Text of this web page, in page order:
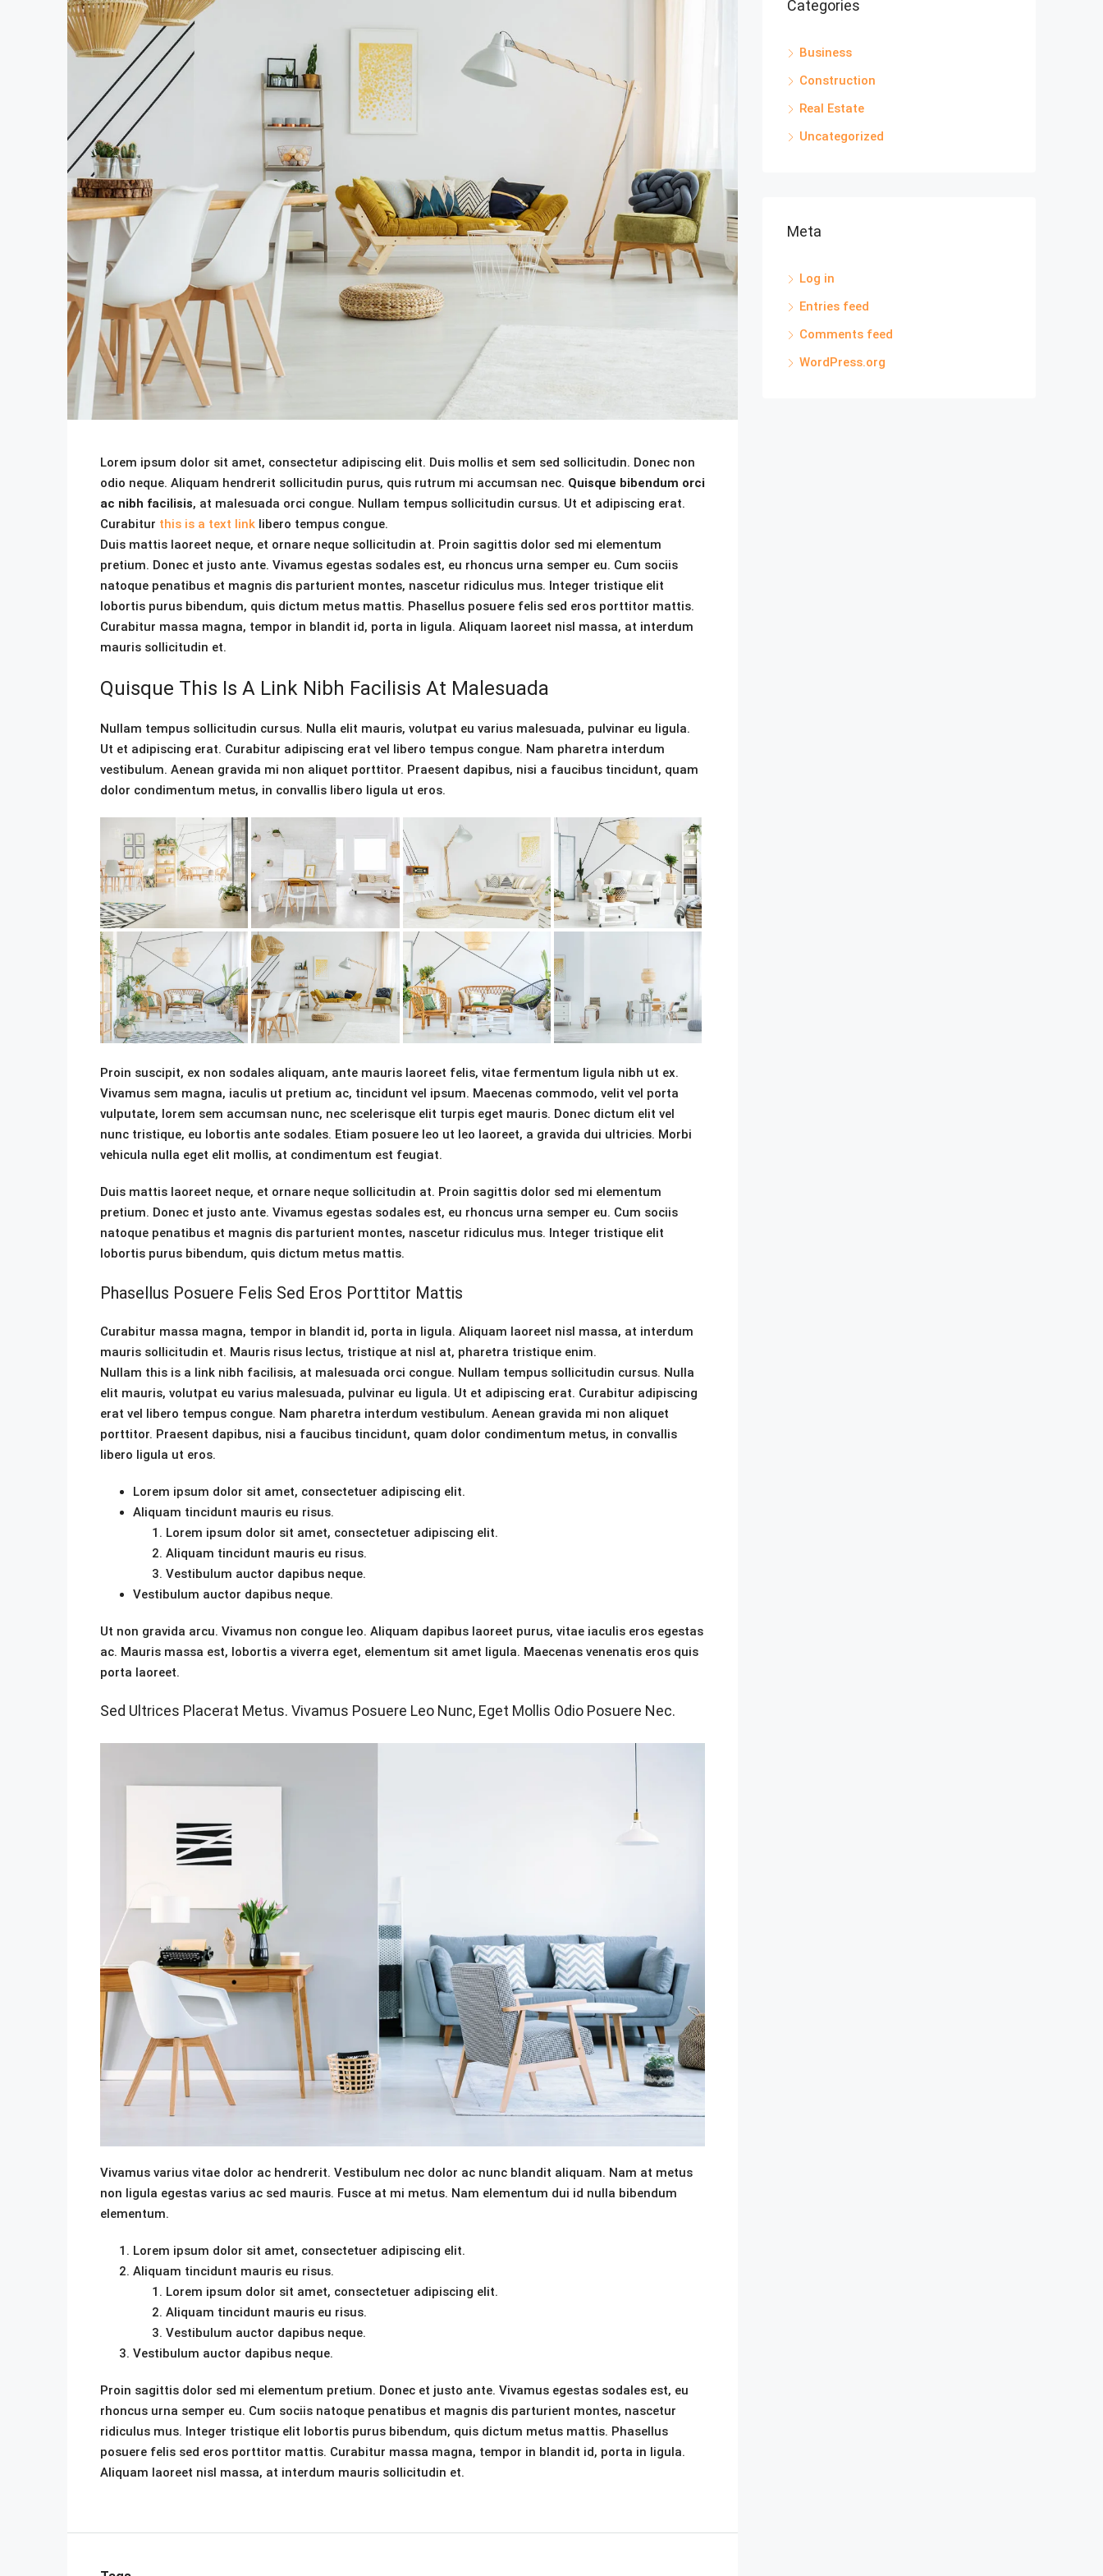
Lorem ipsum dolor sit amet, consectetur adipiscing elit. Duis mollis et sem sed sollicitudin. Donec non
odio neque. Aliquam hendrerit sollicitudin purus, quis rutrum mi accumsan nec. Quisque bibendum orci
ac nibh facilisis, at malesuada orci congue. Nullam tempus sollicitudin cursus. Ut et adipiscing erat.
Curabitur this is a text link libero tempus congue.
Duis mattis laoreet neque, et ornare neque sollicitudin at. Proin sagittis dolor sed mi elementum
pretium. Donec et justo ante. Vivamus egestas sodales est, eu rhoncus urna semper eu. Cum sociis
natoque penatibus et magnis dis parturient montes, nascetur ridiculus mus. Integer tristique elit
lobortis purus bibendum, quis dictum metus mattis. Phasellus posuere felis sed eros porttitor mattis.
Curabitur massa magna, tempor in blandit id, porta in ligula. Aliquam laoreet nisl massa, at interdum
mauris sollicitudin et.
Quisque This Is A Link Nibh Facilisis At Malesuada
Nullam tempus sollicitudin cursus. Nulla elit mauris, volutpat eu varius malesuada, pulvinar eu ligula.
Ut et adipiscing erat. Curabitur adipiscing erat vel libero tempus congue. Nam pharetra interdum
vestibulum. Aenean gravida mi non aliquet porttitor. Praesent dapibus, nisi a faucibus tincidunt, quam
dolor condimentum metus, in convallis libero ligula ut eros.
Proin suscipit, ex non sodales aliquam, ante mauris laoreet felis, vitae fermentum ligula nibh ut ex.
Vivamus sem magna, iaculis ut pretium ac, tincidunt vel ipsum. Maecenas commodo, velit vel porta
vulputate, lorem sem accumsan nunc, nec scelerisque elit turpis eget mauris. Donec dictum elit vel
nunc tristique, eu lobortis ante sodales. Etiam posuere leo ut leo laoreet, a gravida dui ultricies. Morbi
vehicula nulla eget elit mollis, at condimentum est feugiat.
Duis mattis laoreet neque, et ornare neque sollicitudin at. Proin sagittis dolor sed mi elementum
pretium. Donec et justo ante. Vivamus egestas sodales est, eu rhoncus urna semper eu. Cum sociis
natoque penatibus et magnis dis parturient montes, nascetur ridiculus mus. Integer tristique elit
lobortis purus bibendum, quis dictum metus mattis.
Phasellus Posuere Felis Sed Eros Porttitor Mattis
Curabitur massa magna, tempor in blandit id, porta in ligula. Aliquam laoreet nisl massa, at interdum
mauris sollicitudin et. Mauris risus lectus, tristique at nisl at, pharetra tristique enim.
Nullam this is a link nibh facilisis, at malesuada orci congue. Nullam tempus sollicitudin cursus. Nulla
elit mauris, volutpat eu varius malesuada, pulvinar eu ligula. Ut et adipiscing erat. Curabitur adipiscing
erat vel libero tempus congue. Nam pharetra interdum vestibulum. Aenean gravida mi non aliquet
porttitor. Praesent dapibus, nisi a faucibus tincidunt, quam dolor condimentum metus, in convallis
libero ligula ut eros.
Lorem ipsum dolor sit amet, consectetuer adipiscing elit.
Aliquam tincidunt mauris eu risus.
Lorem ipsum dolor sit amet, consectetuer adipiscing elit.
Aliquam tincidunt mauris eu risus.
Vestibulum auctor dapibus neque.
Vestibulum auctor dapibus neque.
Ut non gravida arcu. Vivamus non congue leo. Aliquam dapibus laoreet purus, vitae iaculis eros egestas
ac. Mauris massa est, lobortis a viverra eget, elementum sit amet ligula. Maecenas venenatis eros quis
porta laoreet.
Sed Ultrices Placerat Metus. Vivamus Posuere Leo Nunc, Eget Mollis Odio Posuere Nec.
Vivamus varius vitae dolor ac hendrerit. Vestibulum nec dolor ac nunc blandit aliquam. Nam at metus
non ligula egestas varius ac sed mauris. Fusce at mi metus. Nam elementum dui id nulla bibendum
elementum.
Lorem ipsum dolor sit amet, consectetuer adipiscing elit.
Aliquam tincidunt mauris eu risus.
Lorem ipsum dolor sit amet, consectetuer adipiscing elit.
Aliquam tincidunt mauris eu risus.
Vestibulum auctor dapibus neque.
Vestibulum auctor dapibus neque.
Proin sagittis dolor sed mi elementum pretium. Donec et justo ante. Vivamus egestas sodales est, eu
rhoncus urna semper eu. Cum sociis natoque penatibus et magnis dis parturient montes, nascetur
ridiculus mus. Integer tristique elit lobortis purus bibendum, quis dictum metus mattis. Phasellus
posuere felis sed eros porttitor mattis. Curabitur massa magna, tempor in blandit id, porta in ligula.
Aliquam laoreet nisl massa, at interdum mauris sollicitudin et.
Categories
Business
Construction
Real Estate
Uncategorized
Meta
Log in
Entries feed
Comments feed
WordPress.org